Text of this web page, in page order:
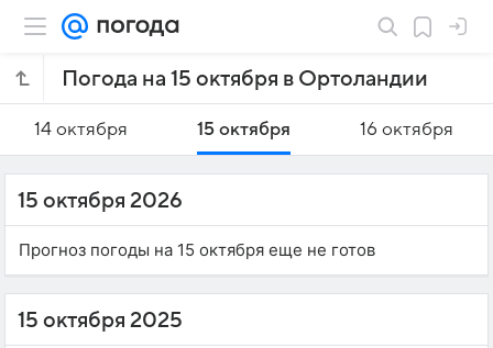
Погода на 15 октября в Ортоландии
14 октября 15 октября 16 октября
15 октября 2026
Прогноз погоды на 15 октября еще не готов
15 октября 2025